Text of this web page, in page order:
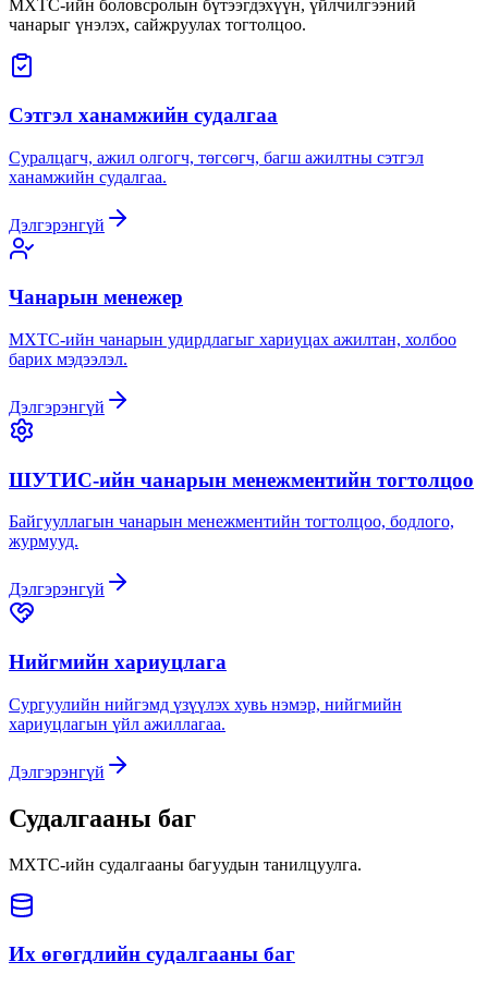
МХТС-ийн боловсролын бүтээгдэхүүн, үйлчилгээний
чанарыг үнэлэх, сайжруулах тогтолцоо.
Сэтгэл ханамжийн судалгаа
Суралцагч, ажил олгогч, төгсөгч, багш ажилтны сэтгэл
ханамжийн судалгаа.
Дэлгэрэнгүй
Чанарын менежер
МХТС-ийн чанарын удирдлагыг хариуцах ажилтан, холбоо
барих мэдээлэл.
Дэлгэрэнгүй
ШУТИС-ийн чанарын менежментийн тогтолцоо
Байгууллагын чанарын менежментийн тогтолцоо, бодлого,
журмууд.
Дэлгэрэнгүй
Нийгмийн хариуцлага
Сургуулийн нийгэмд үзүүлэх хувь нэмэр, нийгмийн
хариуцлагын үйл ажиллагаа.
Дэлгэрэнгүй
Судалгааны баг
МХТС-ийн судалгааны багуудын танилцуулга.
Их өгөгдлийн судалгааны баг